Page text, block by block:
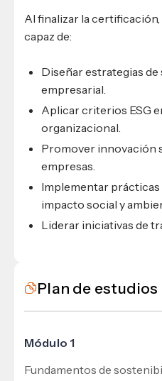
Al finalizar la
capaz de:
Diseñar estrategias
empresarial.
Aplicar criterios ESG
organizacional.
Promover innovación
empresas.
Implementar
impacto social y
Liderar iniciativas de
Plan de estudios
Módulo 1
Fundamentos de